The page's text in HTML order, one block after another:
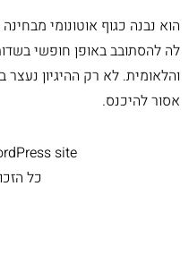
הוא נבנה כגוף אוטונומי
לה להסתובב באופן חופשי
והלאומית. לא רק ההיגיון
אסור להיכנס.
site
כל